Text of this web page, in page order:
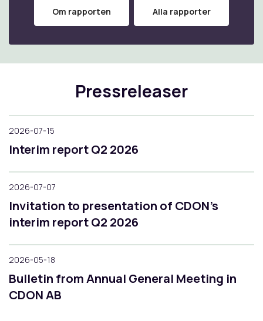
Om rapporten Alla rapporter
Pressreleaser
2026-07-15
Interim report Q2 2026
2026-07-07
Invitation to presentation of CDON's
interim report Q2 2026
2026-05-18
Bulletin from Annual General Meeting in
CDON AB